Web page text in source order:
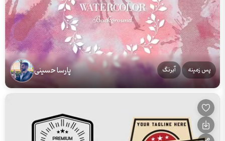
پس زمینه آبرنگ پارسا حسینی